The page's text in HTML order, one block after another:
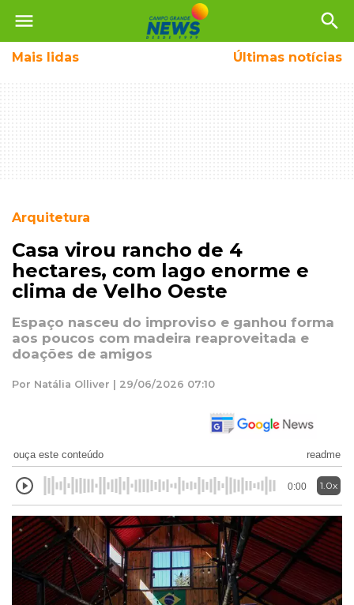
menu search
Mais lidas Últimas notícias
Arquitetura
Casa virou rancho de 4
hectares, com lago enorme e
clima de Velho Oeste
Espaço nasceu do improviso e ganhou forma
aos poucos com madeira reaproveitada e
doações de amigos
Por Natália Olliver | 29/06/2026 07:10
ouça este conteúdo readme
0:00 1.0x